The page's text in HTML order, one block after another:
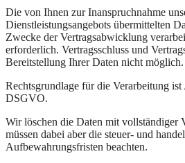
Die von Ihnen zur Inanspruchnahme
Dienstleistungsangebots übermittelten
Zwecke der Vertragsabwicklung
erforderlich. Vertragsschluss und
Bereitstellung Ihrer Daten nicht möglich.
Rechtsgrundlage für die Verarbeitung
DSGVO.
Wir löschen die Daten mit vollständiger
müssen dabei aber die steuer- und
Aufbewahrungsfristen beachten.